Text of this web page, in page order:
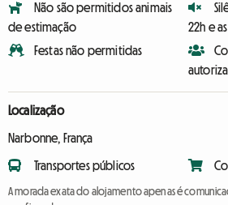
Não são permitidos animais
de estimação
Festas não permitidas
22h e
Localização
Narbonne, França
Transportes públicos
A morada exata do alojamento apenas é